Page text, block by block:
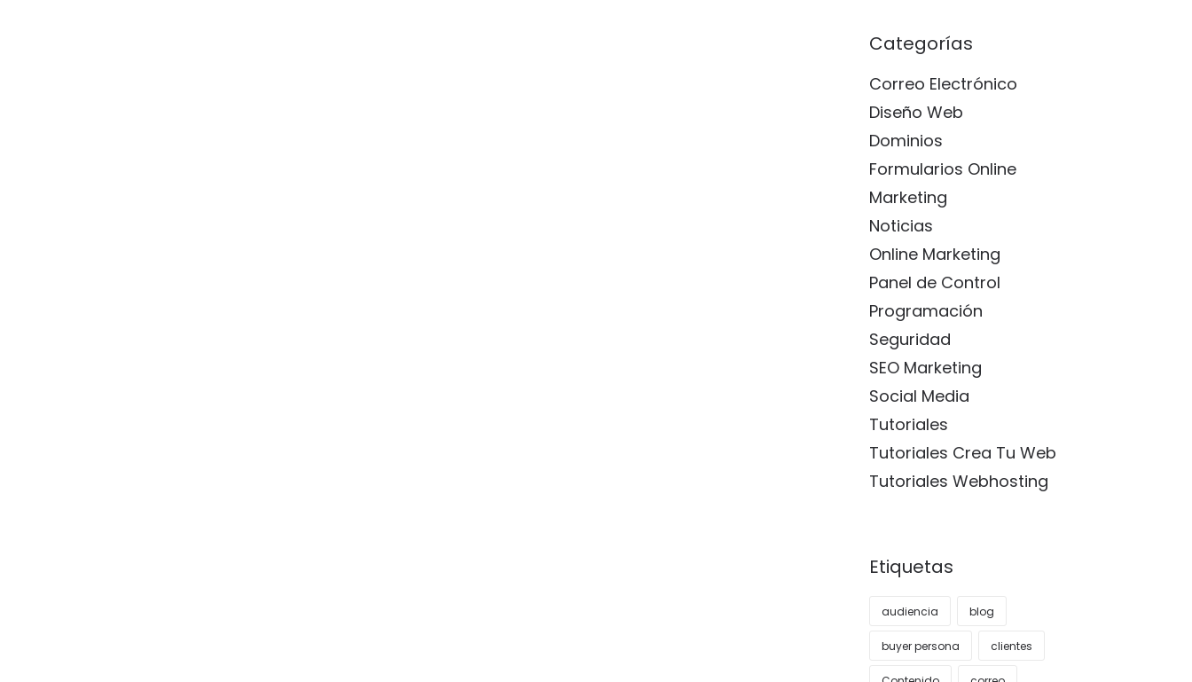
Categorías
Correo Electrónico
Diseño Web
Dominios
Formularios Online
Marketing
Noticias
Online Marketing
Panel de Control
Programación
Seguridad
SEO Marketing
Social Media
Tutoriales
Tutoriales Crea Tu Web
Tutoriales Webhosting
Etiquetas
audiencia blog
buyer persona clientes